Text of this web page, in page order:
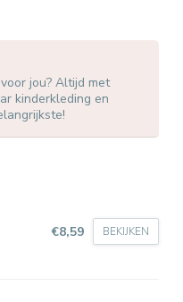
jou? Altijd met
kinderkleding en
€8,59 BEKIJKEN